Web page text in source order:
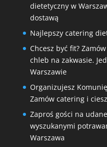
dietetyczny w
dostawą
Najlepszy catering
Chcesz być fit?
chleb na zakwasie.
Warszawie
Organizujesz
Zamów catering i
Zaproś gości na
wyszukanymi
Warszawa